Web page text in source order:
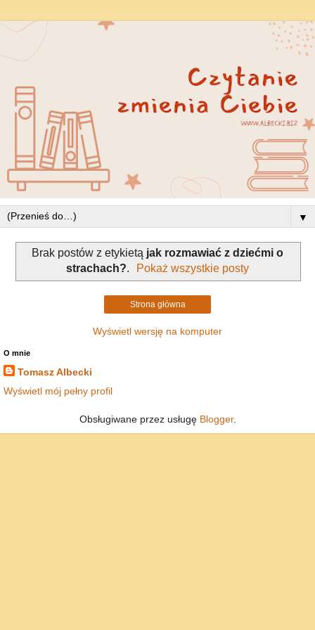
▼
Brak postów z etykietą jak rozmawiać z dziećmi o
strachach?. Pokaż wszystkie posty
Strona główna
Wyświetl wersję na komputer
O mnie
Tomasz Albecki
Wyświetl mój pełny profil
Obsługiwane przez usługę Blogger.